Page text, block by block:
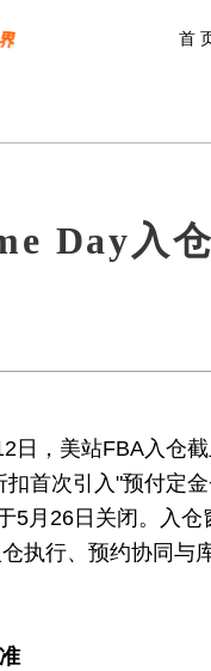
首
Day入
日，美站FBA入仓
首次引入"预付定
月26日关闭。入仓
执行、预约协同与